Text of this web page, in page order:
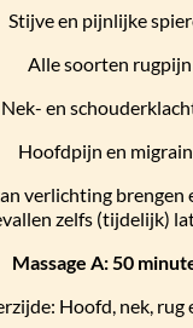
Stijve en pijnlijke
Alle soorten rugpijn
Nek- en
Hoofdpijn en
verlichting brengen
zelfs (tijdelijk)
Massage A: 50
Hoofd, nek, rug